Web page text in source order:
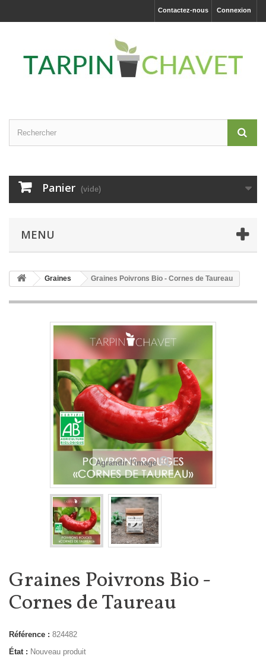
Connexion
Contactez-nous
Panier (vide)
MENU
Graines Graines Poivrons Bio - Cornes de Taureau
Agrandir l'image
Graines Poivrons Bio -
Cornes de Taureau
Référence : 824482
État : Nouveau produit